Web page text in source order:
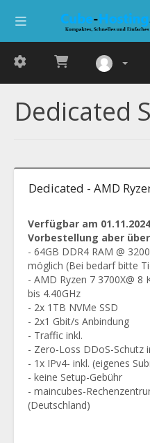
Dedicated
Dedicated - AMD
Verfügbar am 01.11.2024
Vorbestellung aber
- 64GB DDR4 RAM @
möglich (Bei bedarf bitte
- AMD Ryzen 7 3700X@ 8
bis 4.40GHz
- 2x 1TB NVMe SSD
- 2x1 Gbit/s Anbindung
- Traffic inkl.
- Zero-Loss DDoS-Schutz
- 1x IPv4- inkl. (eigenes
- keine Setup-Gebühr
- maincubes-
(Deutschland)